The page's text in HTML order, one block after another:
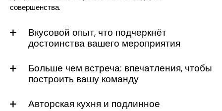
совершенства.
Вкусовой опыт, что подчеркнёт
достоинства вашего мероприятия
Больше чем встреча: впечатления, чтобы
построить вашу команду
Авторская кухня и подлинное